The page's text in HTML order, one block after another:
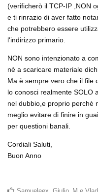
(verificherò il TCP-IP ,NON
e ti rinrazio di aver fatto
che potrebbero essere
l'indirizzo primario.
NON sono intenzionato a
nè a scaricare materiale
Ma è sempre vero che il file
lo conosci realmente SOLO
nel dubbio,e proprio perchè
meglio evitare di finire in
per questioni banali.
Cordiali Saluti,
Buon Anno